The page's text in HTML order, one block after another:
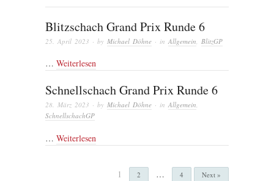
Blitzschach Grand Prix Runde 6
25. April 2023 · by Michael Döhne · in Allgemein BlitzGP
… Weiterlesen
Schnellschach Grand Prix Runde 6
28. März 2023 · by Michael Döhne · in Allgemein,
SchnellschachGP
… Weiterlesen
1 2 … 4 Next »